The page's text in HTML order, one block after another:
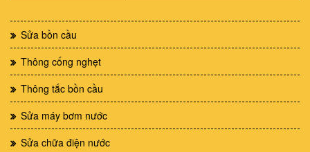
Sửa bồn cầu
Thông cống nghẹt
Thông tắc bồn cầu
Sửa máy bơm nước
Sửa chữa điện nước